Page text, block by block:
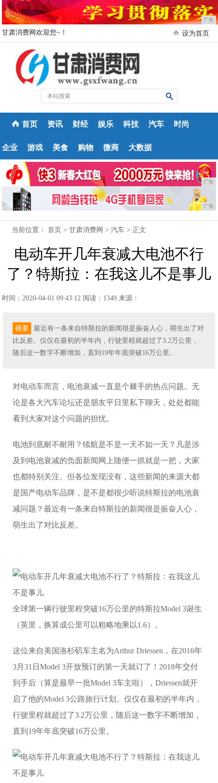
广告
甘肃消费网欢迎您~！ 设为首页
首页 资讯 财经 娱乐 科技 汽车 时尚
企业 游戏 美食 购物 微商 大数据
广告
广告
当前位置：首页 >甘肃消费网 >汽车 > 正文
电动车开几年衰减大电池不行
了？特斯拉：在我这儿不是事儿
时间：2020-04-01 09:43:12 阅读：1349 来源：
摘要
最近有一条来自特斯拉的新闻很是振奋人心，萌生出了对
比反差。仅仅在最初的半年内，行驶里程就超过了3.2万公里，
随后这一数字不断增加，直到19年年底突破16万公里。
对电动车而言，电池衰减一直是个棘手的热点问题。无
论是各大汽车论坛还是朋友平日里私下聊天，处处都能
看到大家对这个问题的担忧。
电池到底耐不耐用？续航是不是一天不如一天？凡是涉
及到电池衰减的负面新闻网上随便一抓就是一把，大家
也都特别关注。但各位发现没有，这些新闻的来源大都
是国产电动车品牌，是不是都很少听说特斯拉的电池衰
减问题？最近有一条来自特斯拉的新闻很是振奋人心，
萌生出了对比反差。
全球第一辆行驶里程突破16万公里的特斯拉Model 3诞生
（英里，换算成公里可以粗略地乘以1.6）。
这位来自美国洛杉矶车主名为Arthur Driessen，在2016年
3月31日Model 3开放预订的第一天就订了！2018年交付
到手后（算是最早一批Model 3车主啦），Driessen就开
启了他的Model 3公路旅行计划。仅仅在最初的半年内，
行驶里程就超过了3.2万公里，随后这一数字不断增加，
直到19年年底突破16万公里。